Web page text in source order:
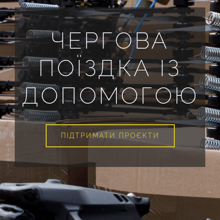
ЧЕРГОВА
ПОЇЗДКА ІЗ
ДОПОМОГОЮ
ПІДТРИМАТИ ПРОЄКТИ